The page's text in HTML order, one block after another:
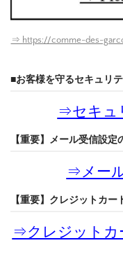
⇒ https://comme-des-
■お客様を守るセキュリ
⇒セキュ
【重要】メール受信設定
⇒メー
【重要】クレジットカ
⇒クレジット